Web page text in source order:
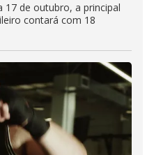
17 de outubro, a principal
contará com 18